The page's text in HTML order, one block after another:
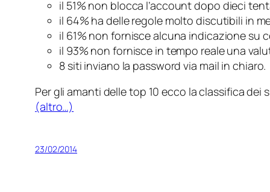
il 51% non blocca l’account dopo dieci
il 64% ha delle regole molto discutibili in
il 61% non fornisce alcuna indicazione su
il 93% non fornisce in tempo reale una
8 siti inviano la password via mail in chiaro.
Per gli amanti delletop 10 ecco la classifica dei
(altro…)
23/02/2014